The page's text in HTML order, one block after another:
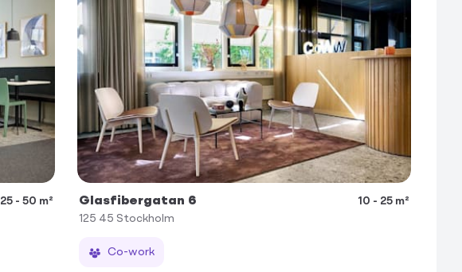
25 - 50 m²
Glasfibergatan 6
10 - 25 m²
125 45 Stockholm
Co-work